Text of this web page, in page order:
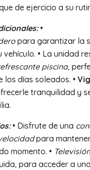
de ejercicio a su
•
para garantizar la
• La unidad
piscina,
días soleados. •
tranquilidad y
• Disfrute de una
para
momento. •
para acceder a